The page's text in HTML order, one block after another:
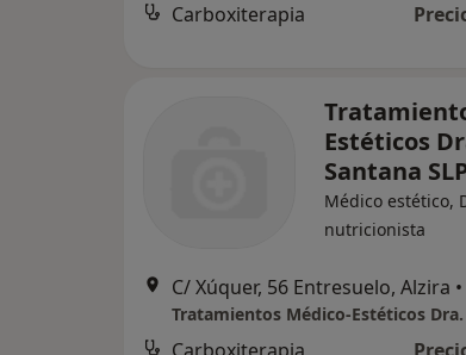
Carboxiterapia
Estéticos
Santana
Médico estético,
nutricionista
C/ Xúquer, 56 Entresuelo, Alzira •